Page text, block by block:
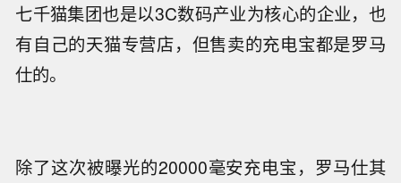
七千猫集团也是以3C数码产业为核心的企业，也
有自己的天猫专营店，但售卖的充电宝都是罗马
仕的。
除了这次被曝光的20000毫安充电宝，罗马仕其